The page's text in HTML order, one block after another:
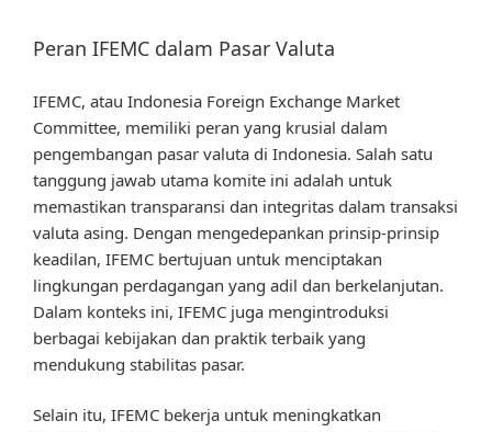
Peran IFEMC dalam Pasar Valuta
IFEMC, atau Indonesia Foreign Exchange Market
Committee, memiliki peran yang krusial dalam
pengembangan pasar valuta di Indonesia. Salah satu
tanggung jawab utama komite ini adalah untuk
memastikan transparansi dan integritas dalam transaksi
valuta asing. Dengan mengedepankan prinsip-prinsip
keadilan, IFEMC bertujuan untuk menciptakan
lingkungan perdagangan yang adil dan berkelanjutan.
Dalam konteks ini, IFEMC juga mengintroduksi
berbagai kebijakan dan praktik terbaik yang
mendukung stabilitas pasar.
Selain itu, IFEMC bekerja untuk meningkatkan